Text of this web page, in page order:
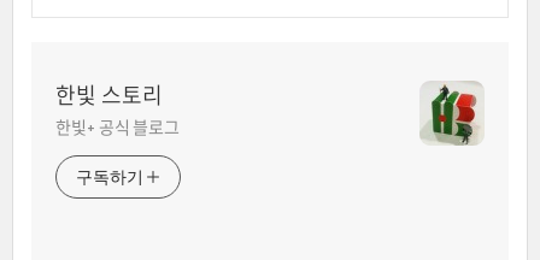
한빛 스토리
한빛+ 공식 블로그
구독하기